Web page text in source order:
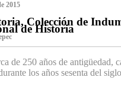
2015
Colección de
de Historia
de 250 años de antigüedad,
los años sesenta del